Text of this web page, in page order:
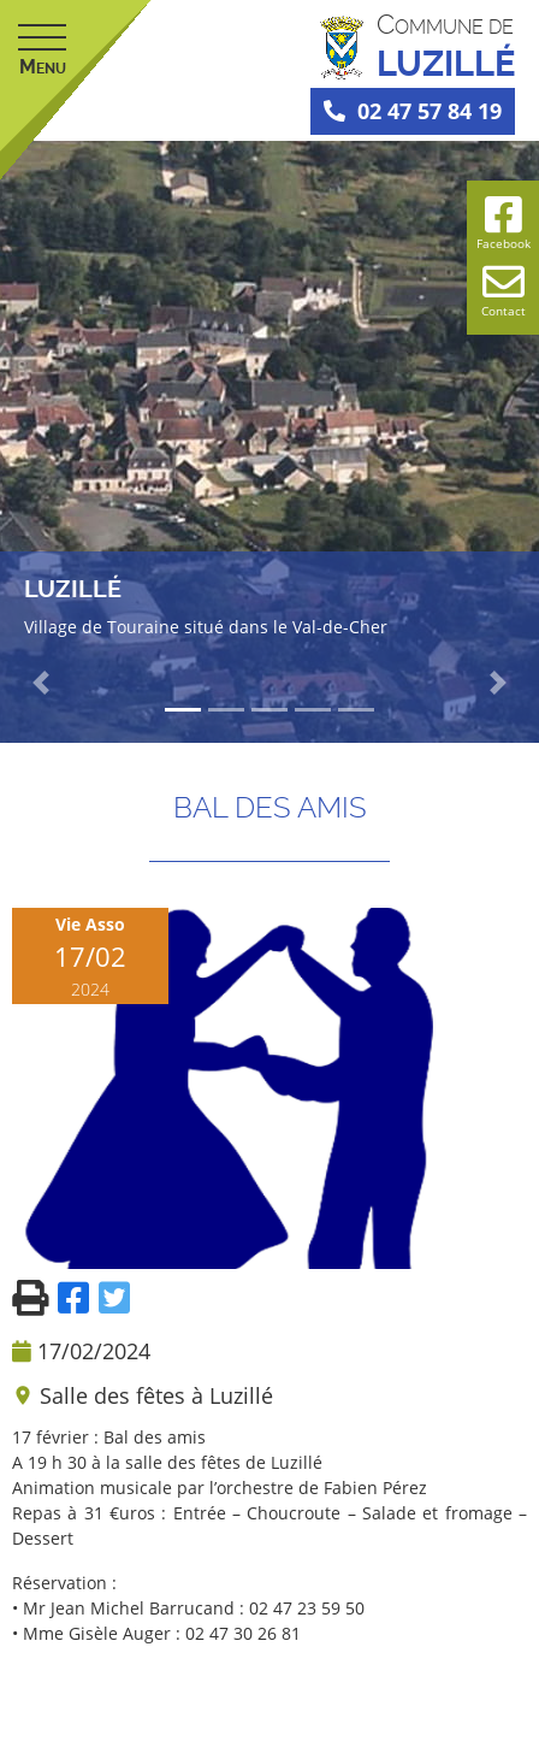
Facebook
Contact
M ENU
COMMUNE DE
LUZILLÉ
02 47 57 84 19
LUZILLÉ
Village de Touraine situé dans le Val-de-Cher
Previous Next
BAL DES AMIS
Vie Asso
17/02
2024
17/02/2024
Salle des fêtes à Luzillé
17 février : Bal des amis
A 19 h 30 à la salle des fêtes de Luzillé
Animation musicale par l’orchestre de Fabien Pérez
Repas à 31 €uros : Entrée – Choucroute – Salade et fromage –
Dessert
Réservation :
• Mr Jean Michel Barrucand : 02 47 23 59 50
• Mme Gisèle Auger : 02 47 30 26 81